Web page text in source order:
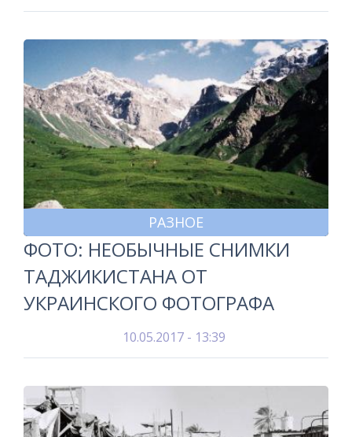
РАЗНОЕ
ФОТО: НЕОБЫЧНЫЕ СНИМКИ
ТАДЖИКИСТАНА ОТ
УКРАИНСКОГО ФОТОГРАФА
10.05.2017 - 13:39